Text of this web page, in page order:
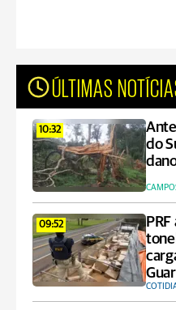
ÚLTIMAS
10:32
do
09:52